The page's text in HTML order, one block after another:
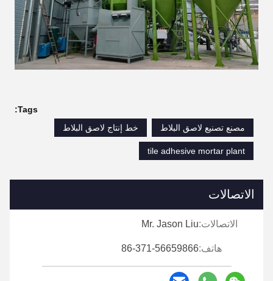
Tags:
مصنع تصنيع لاصق البلاط
خط إنتاج لاصق البلاط
tile adhesive mortar plant
الاتصالات
الاتصالات:Mr. Jason Liu
هاتف:86-371-56659866